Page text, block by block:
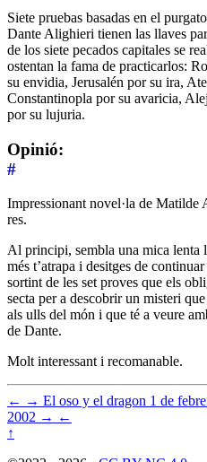
Siete pruebas basadas en el
Dante Alighieri tienen las llaves
de los siete pecados capitales se
ostentan la fama de practicarlos:
su envidia, Jerusalén por su ira,
Constantinopla por su avaricia,
por su lujuria.
Opinió:
#
Impressionant novel·la de Matilde
res.
Al principi, sembla una mica lenta
més t’atrapa i desitges de
sortint de les set proves que els
secta per a descobrir un misteri
als ulls del món i que té a veure
de Dante.
Molt interessant i recomanable.
← → El oso y el dragon 1 de
2002 → ←
↑